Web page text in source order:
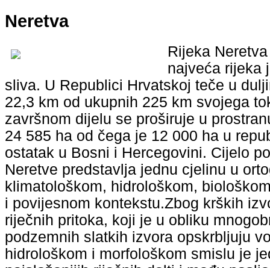
Neretva
Rijeka
najveća rijeka
sliva. U Republici Hrvatskoj teče u
22,3 km od ukupnih 225 km svojega
završnom dijelu se proširuje u
24 585 ha od čega je 12 000 ha u
ostatak u Bosni i Hercegovini. Cijelo
Neretve predstavlja jednu cjelinu u
klimatološkom, hidrološkom,
i povijesnom kontekstu.Zbog krških
riječnih pritoka, koji je u obliku
podzemnih slatkih izvora opskrbljuju
hidrološkom i morfološkom smislu je